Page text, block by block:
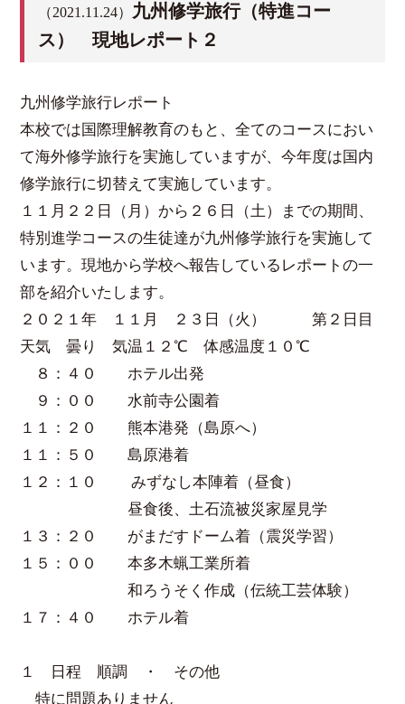
（2021.11.24） 九州修学旅行（特進コー
ス） 現地レポート２
九州修学旅行レポート
本校では国際理解教育のもと、全てのコースにおい
て海外修学旅行を実施していますが、今年度は国内
修学旅行に切替えて実施しています。
１１月２２日（月）から２６日（土）までの期間、
特別進学コースの生徒達が九州修学旅行を実施して
います。現地から学校へ報告しているレポートの一
部を紹介いたします。
２０２１年 １１月 ２３日（火） 第２日目
天気 曇り 気温１２℃ 体感温度１０℃
８：４０ ホテル出発
９：００ 水前寺公園着
１１：２０ 熊本港発（島原へ）
１１：５０ 島原港着
１２：１０ みずなし本陣着（昼食）
昼食後、土石流被災家屋見学
１３：２０ がまだすドーム着（震災学習）
１５：００ 本多木蝋工業所着
和ろうそく作成（伝統工芸体験）
１７：４０ ホテル着
１ 日程 順調 ・ その他
特に問題ありません